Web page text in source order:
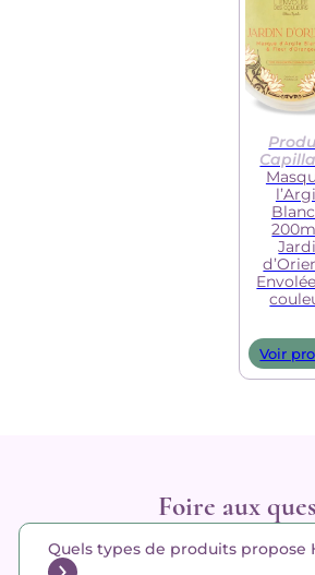
Voir
Foire aux
Quels types de produits propose